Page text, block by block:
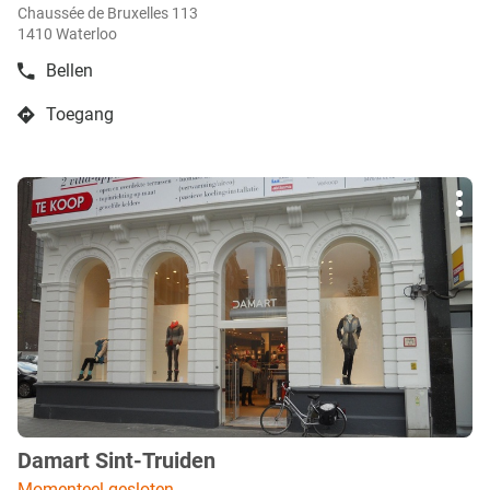
Chaussée de Bruxelles 113
1410 Waterloo
Bellen
de
boetiek
DamartToegang
naar
Damart
Waterloo
Druk
op
de
ENTER
toets
voor
meer
info
boetiek
:
Damart Sint-Truiden